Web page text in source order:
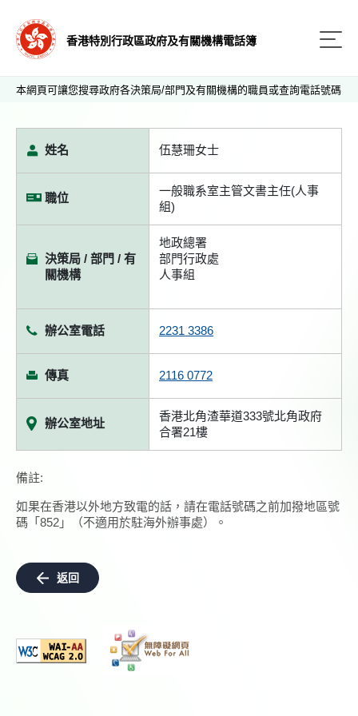
香港特別行政區政府及有關機構電話簿
本網頁可讓您搜尋政府各決策局/部門及有關機構的職員或查詢電話號碼
姓名 伍慧珊女士
職位
一般職系室主管文書主任(人事
組)
決策局 / 部門 / 有
關機構
地政總署
部門行政處
人事組
辦公室電話 2231 3386
傳真 2116 0772
辦公室地址
香港北角渣華道333號北角政府
合署21樓
備註:
如果在香港以外地方致電的話，請在電話號碼之前加撥地區號
碼「852」（不適用於駐海外辦事處）。
返回